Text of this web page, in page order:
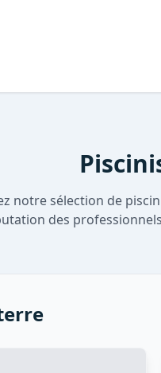
notre sélection de
des